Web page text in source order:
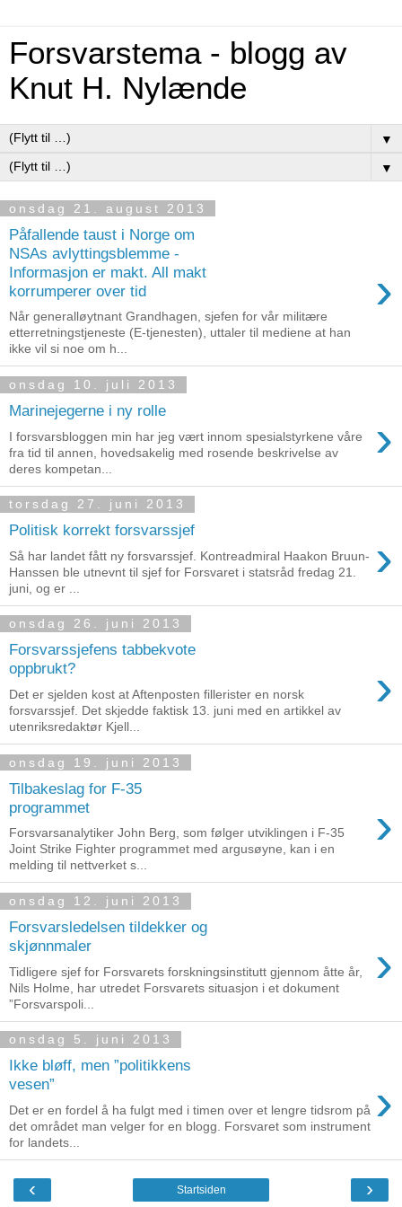
Forsvarstema - blogg av
Knut H. Nylænde
▼
▼
onsdag 21. august 2013
Påfallende taust i Norge om
NSAs avlyttingsblemme -
Informasjon er makt. All makt
korrumperer over tid
›
Når generalløytnant Grandhagen, sjefen for vår militære
etterretningstjeneste (E-tjenesten), uttaler til mediene at han
ikke vil si noe om h...
onsdag 10. juli 2013
Marinejegerne i ny rolle ›
I forsvarsbloggen min har jeg vært innom spesialstyrkene våre
fra tid til annen, hovedsakelig med rosende beskrivelse av
deres kompetan...
torsdag 27. juni 2013
Politisk korrekt forsvarssjef ›
Så har landet fått ny forsvarssjef. Kontreadmiral Haakon Bruun-
Hanssen ble utnevnt til sjef for Forsvaret i statsråd fredag 21.
juni, og er ...
onsdag 26. juni 2013
Forsvarssjefens tabbekvote
oppbrukt?
›
Det er sjelden kost at Aftenposten fillerister en norsk
forsvarssjef. Det skjedde faktisk 13. juni med en artikkel av
utenriksredaktør Kjell...
onsdag 19. juni 2013
Tilbakeslag for F-35
programmet
›
Forsvarsanalytiker John Berg, som følger utviklingen i F-35
Joint Strike Fighter programmet med argusøyne, kan i en
melding til nettverket s...
onsdag 12. juni 2013
Forsvarsledelsen tildekker og
skjønnmaler
›
Tidligere sjef for Forsvarets forskningsinstitutt gjennom åtte år,
Nils Holme, har utredet Forsvarets situasjon i et dokument
”Forsvarspoli...
onsdag 5. juni 2013
Ikke bløff, men ”politikkens
vesen”
›
Det er en fordel å ha fulgt med i timen over et lengre tidsrom på
det området man velger for en blogg. Forsvaret som instrument
for landets...
‹ ›
Startsiden